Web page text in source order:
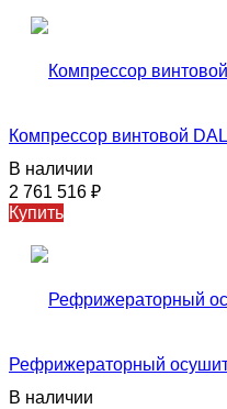
Компрессор винтовой
В наличии
2 761 516 ₽
Купить
Рефрижераторный
В наличии